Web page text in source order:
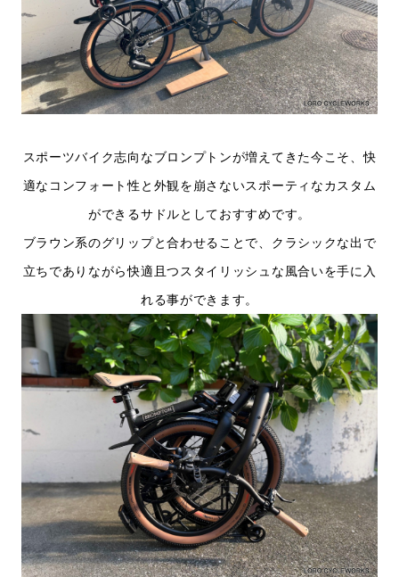
スポーツバイク志向なブロンプトンが増えてきた今こそ、快
適なコンフォート性と外観を崩さないスポーティなカスタム
ができるサドルとしておすすめです。
ブラウン系のグリップと合わせることで、クラシックな出で
立ちでありながら快適且つスタイリッシュな風合いを手に入
れる事ができます。